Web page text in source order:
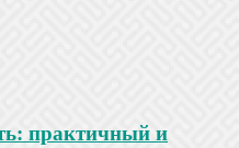
практичный и